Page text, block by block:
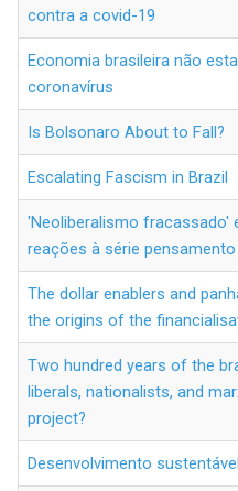
contra a covid-19
Economia brasileira não
coronavírus
Is Bolsonaro About to Fall?
Escalating Fascism in Brazil
'Neoliberalismo fracassado'
reações à série
The dollar enablers and
the origins of the
Two hundred years of the
liberals, nationalists, and
project?
Desenvolvimento